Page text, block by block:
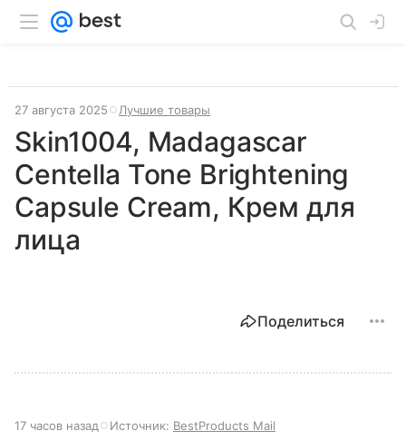
27 августа 2025 Лучшие товары
Skin1004, Madagascar
Centella Tone Brightening
Capsule Cream, Крем для
лица
Поделиться
17 часов назад Источник: BestProducts Mail